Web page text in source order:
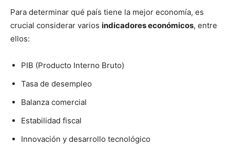
Para determinar qué país tiene la mejor economía, es
crucial considerar varios indicadores económicos, entre
ellos:
PIB (Producto Interno Bruto)
Tasa de desempleo
Balanza comercial
Estabilidad fiscal
Innovación y desarrollo tecnológico